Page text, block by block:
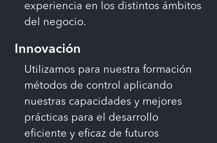
experiencia en los distintos ámbitos
del negocio.
Innovación
Utilizamos para nuestra formación
métodos de control aplicando
nuestras capacidades y mejores
prácticas para el desarrollo
eficiente y eficaz de futuros